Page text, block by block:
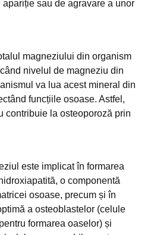
sau de agravare a unor
magneziului din organism
nivelul de magneziu din
va lua acest mineral din
funcțiile osoase. Astfel,
contribuie la osteoporoză prin
este implicat în formarea
o componentă
osoase, precum și în
a osteoblastelor (celule
formarea oaselor) și